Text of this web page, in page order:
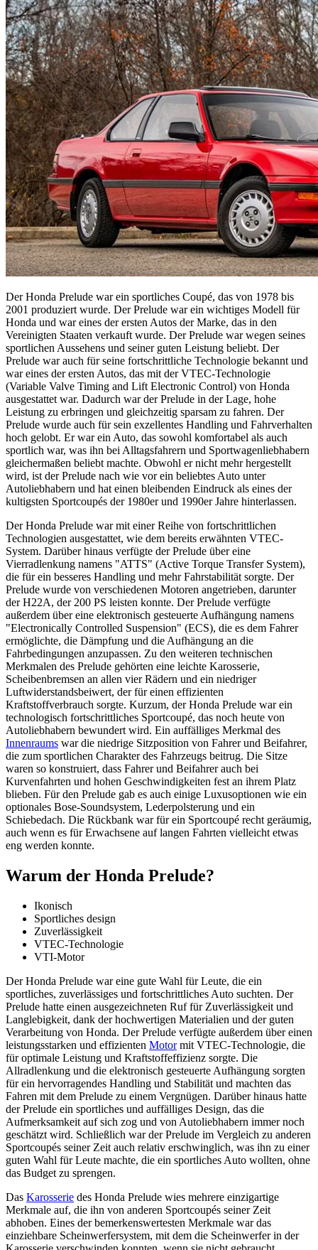
Der Honda Prelude war ein sportliches Coupé, das von 1978 bis
2001 produziert wurde. Der Prelude war ein wichtiges Modell für
Honda und war eines der ersten Autos der Marke, das in den
Vereinigten Staaten verkauft wurde. Der Prelude war wegen seines
sportlichen Aussehens und seiner guten Leistung beliebt. Der
Prelude war auch für seine fortschrittliche Technologie bekannt und
war eines der ersten Autos, das mit der VTEC-Technologie
(Variable Valve Timing and Lift Electronic Control) von Honda
ausgestattet war. Dadurch war der Prelude in der Lage, hohe
Leistung zu erbringen und gleichzeitig sparsam zu fahren. Der
Prelude wurde auch für sein exzellentes Handling und Fahrverhalten
hoch gelobt. Er war ein Auto, das sowohl komfortabel als auch
sportlich war, was ihn bei Alltagsfahrern und Sportwagenliebhabern
gleichermaßen beliebt machte. Obwohl er nicht mehr hergestellt
wird, ist der Prelude nach wie vor ein beliebtes Auto unter
Autoliebhabern und hat einen bleibenden Eindruck als eines der
kultigsten Sportcoupés der 1980er und 1990er Jahre hinterlassen.
Der Honda Prelude war mit einer Reihe von fortschrittlichen
Technologien ausgestattet, wie dem bereits erwähnten VTEC-
System. Darüber hinaus verfügte der Prelude über eine
Vierradlenkung namens "ATTS" (Active Torque Transfer System),
die für ein besseres Handling und mehr Fahrstabilität sorgte. Der
Prelude wurde von verschiedenen Motoren angetrieben, darunter
der H22A, der 200 PS leisten konnte. Der Prelude verfügte
außerdem über eine elektronisch gesteuerte Aufhängung namens
"Electronically Controlled Suspension" (ECS), die es dem Fahrer
ermöglichte, die Dämpfung und die Aufhängung an die
Fahrbedingungen anzupassen. Zu den weiteren technischen
Merkmalen des Prelude gehörten eine leichte Karosserie,
Scheibenbremsen an allen vier Rädern und ein niedriger
Luftwiderstandsbeiwert, der für einen effizienten
Kraftstoffverbrauch sorgte. Kurzum, der Honda Prelude war ein
technologisch fortschrittliches Sportcoupé, das noch heute von
Autoliebhabern bewundert wird. Ein auffälliges Merkmal des
Innenraums war die niedrige Sitzposition von Fahrer und Beifahrer,
die zum sportlichen Charakter des Fahrzeugs beitrug. Die Sitze
waren so konstruiert, dass Fahrer und Beifahrer auch bei
Kurvenfahrten und hohen Geschwindigkeiten fest an ihrem Platz
blieben. Für den Prelude gab es auch einige Luxusoptionen wie ein
optionales Bose-Soundsystem, Lederpolsterung und ein
Schiebedach. Die Rückbank war für ein Sportcoupé recht geräumig,
auch wenn es für Erwachsene auf langen Fahrten vielleicht etwas
eng werden konnte.
Warum der Honda Prelude?
Ikonisch
Sportliches design
Zuverlässigkeit
VTEC-Technologie
VTI-Motor
Der Honda Prelude war eine gute Wahl für Leute, die ein
sportliches, zuverlässiges und fortschrittliches Auto suchten. Der
Prelude hatte einen ausgezeichneten Ruf für Zuverlässigkeit und
Langlebigkeit, dank der hochwertigen Materialien und der guten
Verarbeitung von Honda. Der Prelude verfügte außerdem über einen
leistungsstarken und effizienten Motormit VTEC-Technologie, die
für optimale Leistung und Kraftstoffeffizienz sorgte. Die
Allradlenkung und die elektronisch gesteuerte Aufhängung sorgten
für ein hervorragendes Handling und Stabilität und machten das
Fahren mit dem Prelude zu einem Vergnügen. Darüber hinaus hatte
der Prelude ein sportliches und auffälliges Design, das die
Aufmerksamkeit auf sich zog und von Autoliebhabern immer noch
geschätzt wird. Schließlich war der Prelude im Vergleich zu anderen
Sportcoupés seiner Zeit auch relativ erschwinglich, was ihn zu einer
guten Wahl für Leute machte, die ein sportliches Auto wollten, ohne
das Budget zu sprengen.
Das Karosserie des Honda Prelude wies mehrere einzigartige
Merkmale auf, die ihn von anderen Sportcoupés seiner Zeit
abhoben. Eines der bemerkenswertesten Merkmale war das
einziehbare Scheinwerfersystem, mit dem die Scheinwerfer in der